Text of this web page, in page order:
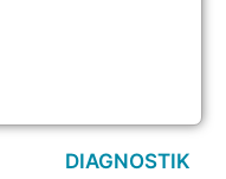
DIAGNOSTIK